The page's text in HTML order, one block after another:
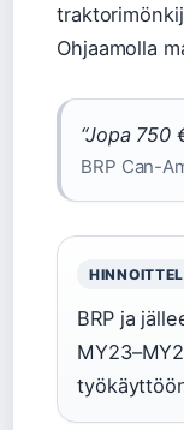
Ohjaamolla
“Jopa
BRP Can-
BRP ja